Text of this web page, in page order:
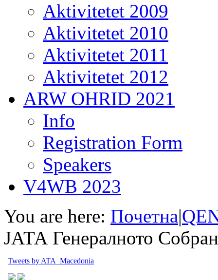
Aktivitetet 2009
Aktivitetet 2010
Aktivitetet 2011
Aktivitetet 2012
ARW OHRID 2021
Info
Registration Form
Speakers
V4WB 2023
You are here: Почетна|
ЈАТА Генералното
Tweets by ATA_Macedonia